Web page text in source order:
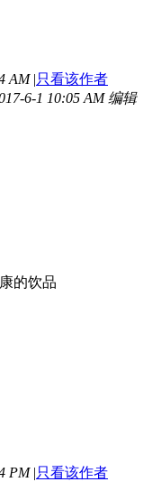
AM |只看该作者
6-1 10:05 AM 编辑
的饮品
PM |只看该作者